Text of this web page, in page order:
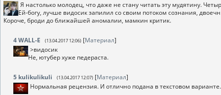
Я настолько молодец, что даже не стану читать эту мудятину.
Ей-богу, лучше видосик запилил со своим потоком сознания,
Короче, броди до ближайшей аномалии, мамкин критик.
4WALL-E (13.04.2017 12:06) [Материал]
>видосик
Не, ютубер хуже педераста.
5 kulikulikuli (13.04.2017 12:07) [Материал]
Нормальная рецензия. И отлично подана в текстовом